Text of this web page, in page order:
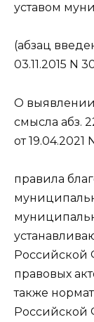
уставом
(абзац
03.11.2015 N
О выявлении
смысла абз.
от 19.04.2021
правила
Российской
правовых
также
Российской